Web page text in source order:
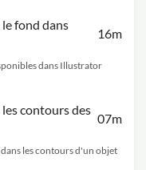
le fond dans
16m
dans Illustrator
les contours des
07m
les contours d'un objet